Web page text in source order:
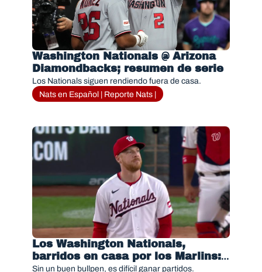
Washington Nationals @ Arizona
Diamondbacks; resumen de serie
Nats en Español | Reporte Nats |
Los Washington Nationals,
barridos en casa por los Marlins:
resumen de la serie
Sin un buen bullpen, es difícil ganar partidos.